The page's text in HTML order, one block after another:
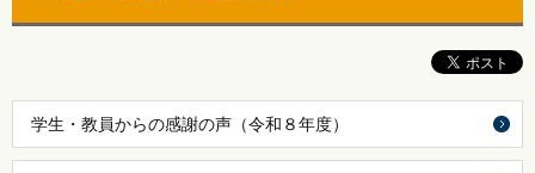
学生・教員からの感謝の声（令和８年度）